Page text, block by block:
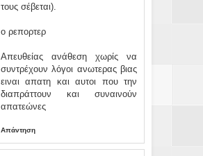
τους σέβεται).
ο ρεπορτερ
Απευθείας ανάθεση χωρίς να
συντρέχουν λόγοι ανωτερας βιας
ειναι απατη και αυτοι που την
διαπράττουν και συναινούν
απατεώνες
Απάντηση